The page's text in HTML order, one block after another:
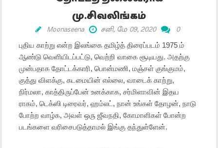
மு.சிவலிங்கம்
Moonaseena சனி, மே 09, 2020 0
புதிய காற்று என்ற இலங்கை தமிழ்த் திரைப்படம் 1975 ம்
ஆண்டு வெளியிடப்பட்டு, வெற்றி வாகை சூடியது. அதற்கு
முன்பதாக தோட்டக்காரி, பொன்மணி, மஞ்சள் குங்குமம்,
குத்து விளக்கு, கடமையின் எல்லை, வாடைக் காற்று,
நிர்மலா, காத்திருப்பேன் உனக்காக, சர்மிளாவின் இதய
ராகம், டெக்ஸி டிரைவர், ஹம்லட், நான் உங்கள் தோழன், நாடு
போற்ற வாழ்க, அவள் ஒரு ஜீவநதி, கோமாளிகள் போன்ற
படங்களை வரிசைபடுத்தாமல் இங்கு தந்துள்ளேன்.